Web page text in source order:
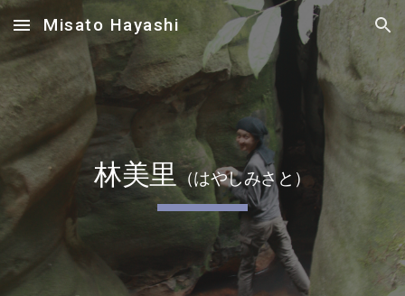
Skip to main content Skip to navigation
Misato Hayashi
林美里 （はやしみさと）